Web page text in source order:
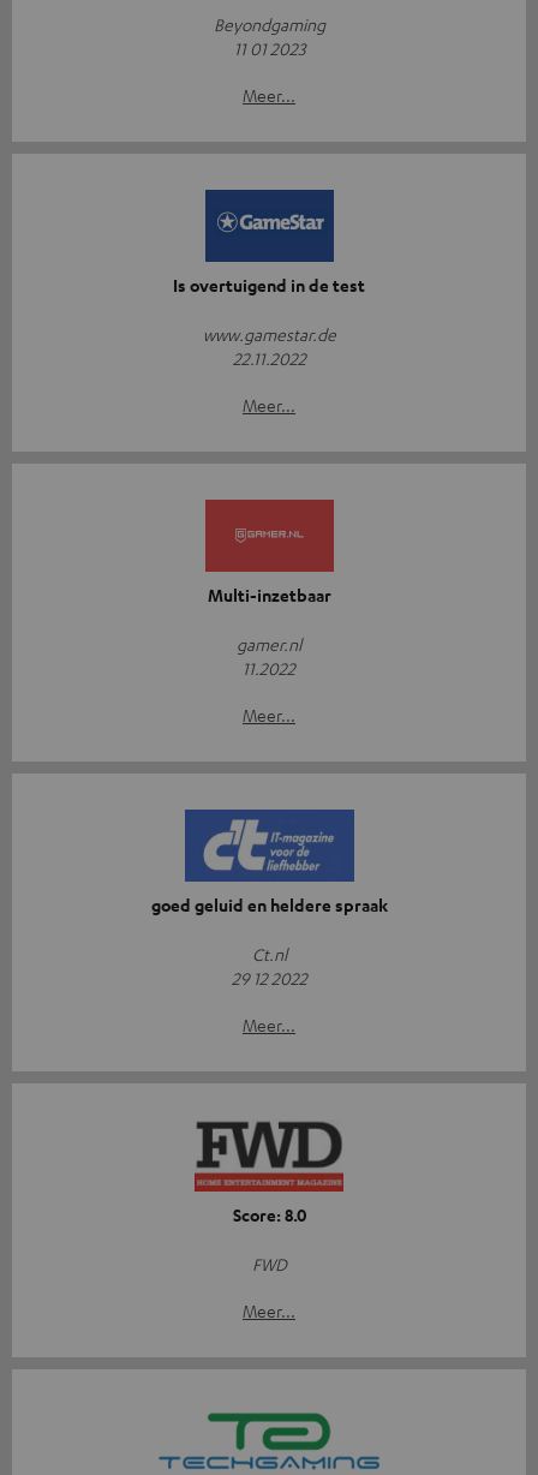
Beyondgaming
11 01 2023
Meer...
Is overtuigend in de test
www.gamestar.de
22.11.2022
Meer...
Multi-inzetbaar
gamer.nl
11.2022
Meer...
goed geluid en heldere spraak
Ct.nl
29 12 2022
Meer...
Score: 8.0
FWD
Meer...